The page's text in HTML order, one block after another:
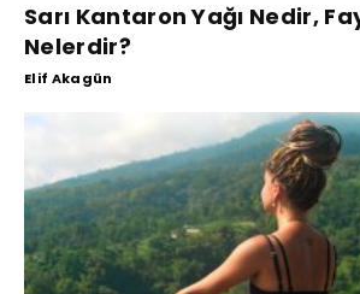
Sarı Kantaron Yağı Nedir,
Nelerdir?
Elif Akagün